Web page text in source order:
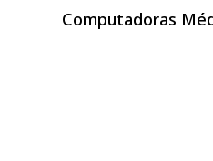
Computadoras